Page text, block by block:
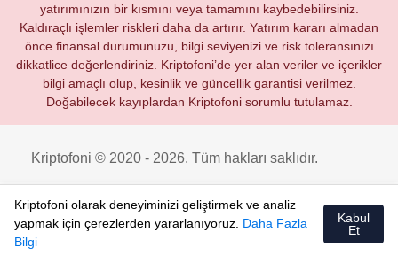
yatırımınızın bir kısmını veya tamamını kaybedebilirsiniz.
Kaldıraçlı işlemler riskleri daha da artırır. Yatırım kararı almadan
önce finansal durumunuzu, bilgi seviyenizi ve risk toleransınızı
dikkatlice değerlendiriniz. Kriptofoni’de yer alan veriler ve içerikler
bilgi amaçlı olup, kesinlik ve güncellik garantisi verilmez.
Doğabilecek kayıplardan Kriptofoni sorumlu tutulamaz.
Kriptofoni © 2020 - 2026. Tüm hakları saklıdır.
Kriptofoni olarak deneyiminizi geliştirmek ve analiz
yapmak için çerezlerden yararlanıyoruz. Daha Fazla
Bilgi
Kabul
Et